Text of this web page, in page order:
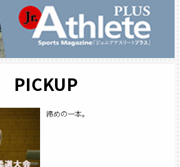
PICKUP
締めの一本。